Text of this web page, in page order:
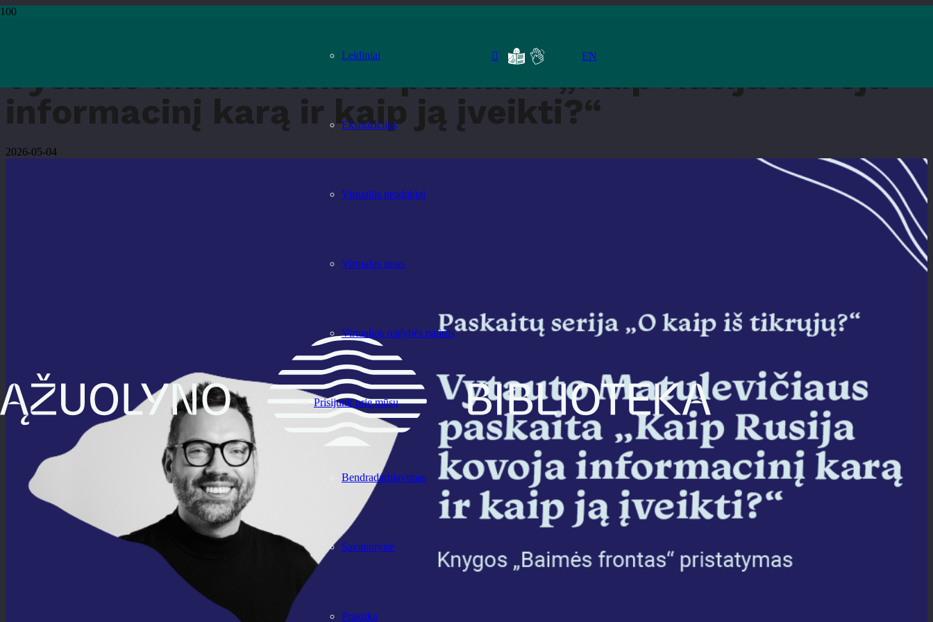
Leidiniai
Ekspozicijos
Virtualūs produktai
Virtualus turas
Virtualios realybės patirtis
Prisijunk prie mūsų
Bendradarbiavimas
Savanorystė
Praktika
EN
Pradžia
Vytauto Matulevičiaus paskaita „Kaip Rusija kovoja
informacinį karą ir kaip ją įveikti?“
2026-05-04